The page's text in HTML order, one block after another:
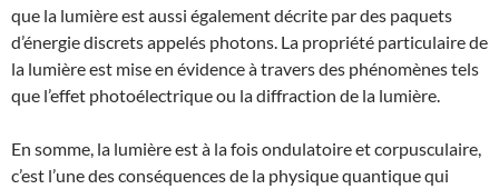
que la lumière est aussi également décrite par des paquets
d’énergie discrets appelés photons. La propriété particulaire de
la lumière est mise en évidence à travers des phénomènes tels
que l’effet photoélectrique ou la diffraction de la lumière.
En somme, la lumière est à la fois ondulatoire et corpusculaire,
c’est l’une des conséquences de la physique quantique qui